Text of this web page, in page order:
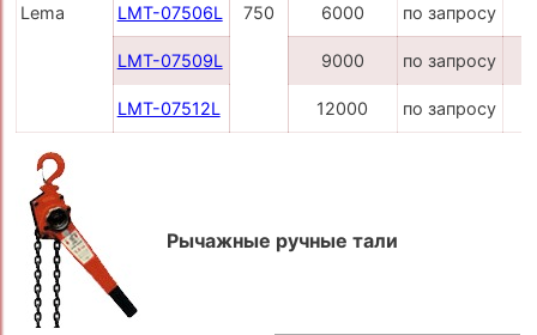
Lema 750
LMT-07506L 6000 по запросу
LMT-07509L 9000 по запросу
LMT-07512L 12000 по запросу
Рычажные ручные тали